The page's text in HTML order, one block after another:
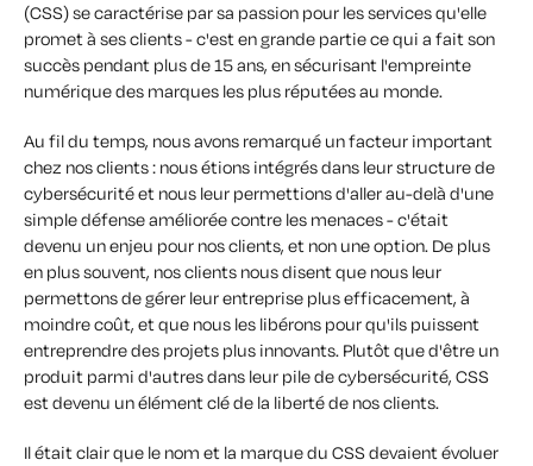
(CSS) se caractérise par sa passion pour les services qu'elle
promet à ses clients - c'est en grande partie ce qui a fait son
succès pendant plus de 15 ans, en sécurisant l'empreinte
numérique des marques les plus réputées au monde.
Au fil du temps, nous avons remarqué un facteur important
chez nos clients : nous étions intégrés dans leur structure de
cybersécurité et nous leur permettions d'aller au-delà d'une
simple défense améliorée contre les menaces - c'était
devenu un enjeu pour nos clients, et non une option. De plus
en plus souvent, nos clients nous disent que nous leur
permettons de gérer leur entreprise plus efficacement, à
moindre coût, et que nous les libérons pour qu'ils puissent
entreprendre des projets plus innovants. Plutôt que d'être un
produit parmi d'autres dans leur pile de cybersécurité, CSS
est devenu un élément clé de la liberté de nos clients.
Il était clair que le nom et la marque du CSS devaient évoluer